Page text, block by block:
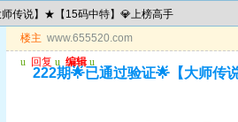
传说】★【15码中特】💎上榜高手
楼主 www.655520.com
u 回复 u 编辑 u
222期🌟已通过验证🌟【大师传